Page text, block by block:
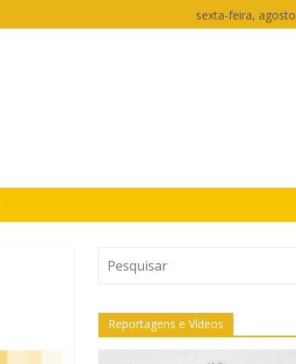
sexta-feira,
Reportagens e Vídeos